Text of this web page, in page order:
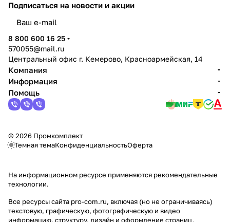
Подписаться на новости и акции
8 800 600 16 25
570055@mail.ru
Центральный офис г. Кемерово, Красноармейская, 14
Компания
Информация
Помощь
© 2026 Промкомплект
Темная темаКонфиденциальностьОферта
На информационном ресурсе применяются рекомендательные
технологии.
Все ресурсы сайта pro-com.ru, включая (но не ограничиваясь)
текстовую, графическую, фотографическую и видео
информацию, структуру, дизайн и оформление страниц,